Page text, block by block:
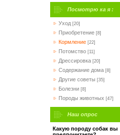
Посмотрю ка я :
Уход [20]
Приобретение [8]
Кормление [22]
Потомство [11]
Дрессировка [20]
Содержание дома [8]
Другие советы [35]
Болезни [8]
Породы животных [47]
Наш опрос
Какую породу собак вы